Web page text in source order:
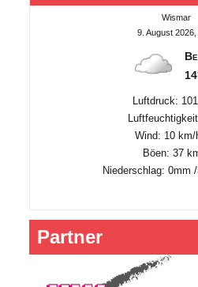
Wismar
9. August
Luftdruck:
Wind: 10 km/
Böen: 37
Niederschlag: 0mm /
Partner